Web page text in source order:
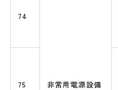
74
非常用電源設備
75